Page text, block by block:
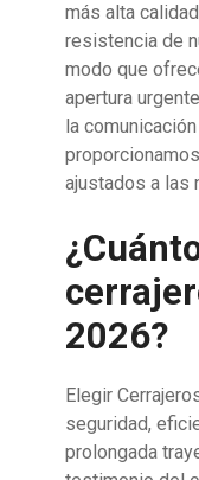
más alta
resistencia de
modo que
apertura
la
ajustados a las
2026?
Elegir
seguridad,
prolongada